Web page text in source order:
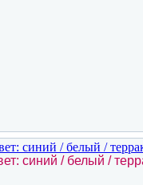
синий / белый /